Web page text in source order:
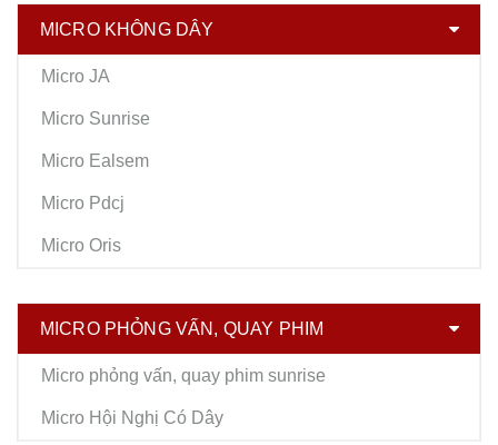
MICRO KHÔNG DÂY
Micro JA
Micro Sunrise
Micro Ealsem
Micro Pdcj
Micro Oris
MICRO PHỎNG VẤN, QUAY PHIM
Micro phỏng vấn, quay phim sunrise
Micro Hội Nghị Có Dây